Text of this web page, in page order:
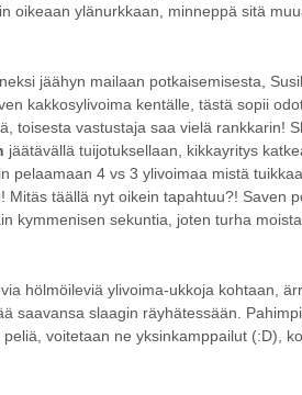
oikeaan ylänurkkaan, minneppä sitä
jäähyn mailaan potkaisemisesta,
kakkosylivoima kentälle, tästä sopii
toisesta vastustaja saa vielä rankkarin!
jäätävällä tuijotuksellaan, kikkayritys
pelaamaan 4 vs 3 ylivoimaa mistä
täällä nyt oikein tapahtuu?! Saven
kymmenisen sekuntia, joten turha moista
hölmöileviä ylivoima-ukkoja kohtaan,
saavansa slaagin räyhätessään.
voitetaan ne yksinkamppailut (:D),